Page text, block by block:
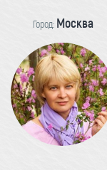
Город: Москва